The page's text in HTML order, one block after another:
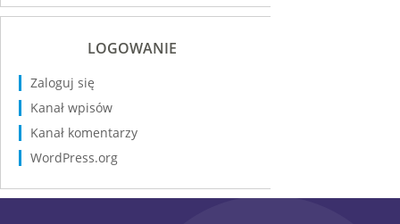
LOGOWANIE
Zaloguj się
Kanał wpisów
Kanał komentarzy
WordPress.org